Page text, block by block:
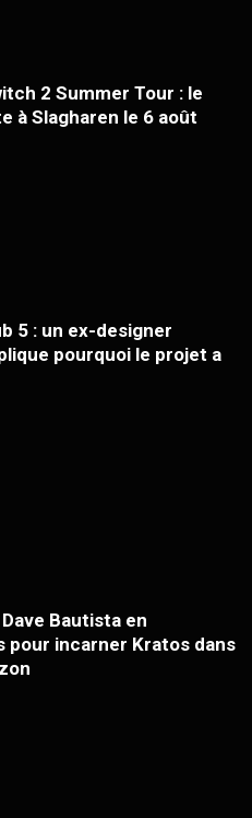
2 Summer Tour : le
à Slagharen le 6 août
5 : un ex-designer
pourquoi le projet a
Bautista en
pour incarner Kratos dans